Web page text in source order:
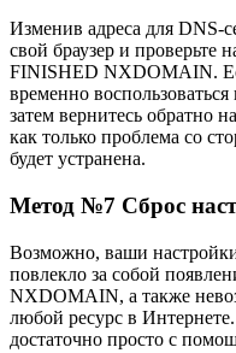
Изменив адреса для DNS-
свой браузер и
FINISHED NXDOMAIN.
временно
затем вернитесь обратно
как только проблема со
будет устранена.
Метод №7 Сброс
Возможно, ваши
повлекло за собой
NXDOMAIN, а также
любой ресурс в
достаточно просто с